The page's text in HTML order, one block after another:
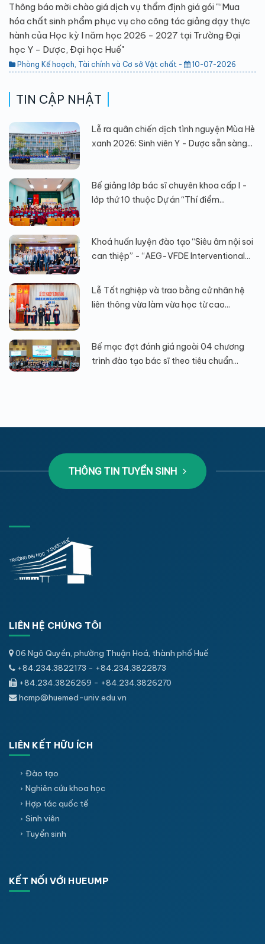
Thông báo mời chào giá dịch vụ thẩm định giá gói "“Mua
hóa chất sinh phẩm phục vụ cho công tác giảng dạy thực
hành của Học kỳ I năm học 2026 - 2027 tại Trường Đại
học Y - Dược, Đại học Huế"
Phòng Kế hoạch, Tài chính và Cơ sở Vật chất - 10-07-2026
TIN CẬP NHẬT
Lễ ra quân chiến dịch tình nguyện Mùa Hè
xanh 2026: Sinh viên Y - Dược sẵn sàng...
Bế giảng lớp bác sĩ chuyên khoa cấp I -
lớp thứ 10 thuộc Dự án “Thí điểm...
Khoá huấn luyện đào tạo “Siêu âm nội soi
can thiệp” - “AEG-VFDE Interventional...
Lễ Tốt nghiệp và trao bằng cử nhân hệ
liên thông vừa làm vừa học từ cao...
Bế mạc đợt đánh giá ngoài 04 chương
trình đào tạo bác sĩ theo tiêu chuẩn...
THÔNG TIN TUYỂN SINH
LIÊN HỆ CHÚNG TÔI
06 Ngô Quyền, phường Thuận Hoá, thành phố Huế
+84.234.3822173 - +84.234.3822873
+84.234.3826269 - +84.234.3826270
hcmp@huemed-univ.edu.vn
LIÊN KẾT HỮU ÍCH
Đào tạo
Nghiên cứu khoa học
Hợp tác quốc tế
Sinh viên
Tuyển sinh
KẾT NỐI VỚI HUEUMP